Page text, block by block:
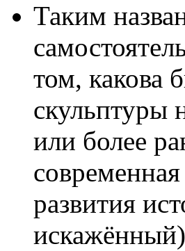
Таким
том, какова
скульптуры
или более
развития